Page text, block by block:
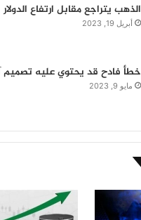
الذهب يتراجع مقابل ارتفاع الدولار
أبريل 19, 2023
خطأ فادح قد يحتوي عليه تصميم
مايو 9, 2023